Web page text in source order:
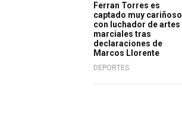
Ferran Torres es
captado muy cariñoso
con luchador de artes
marciales tras
declaraciones de
Marcos Llorente
DEPORTES